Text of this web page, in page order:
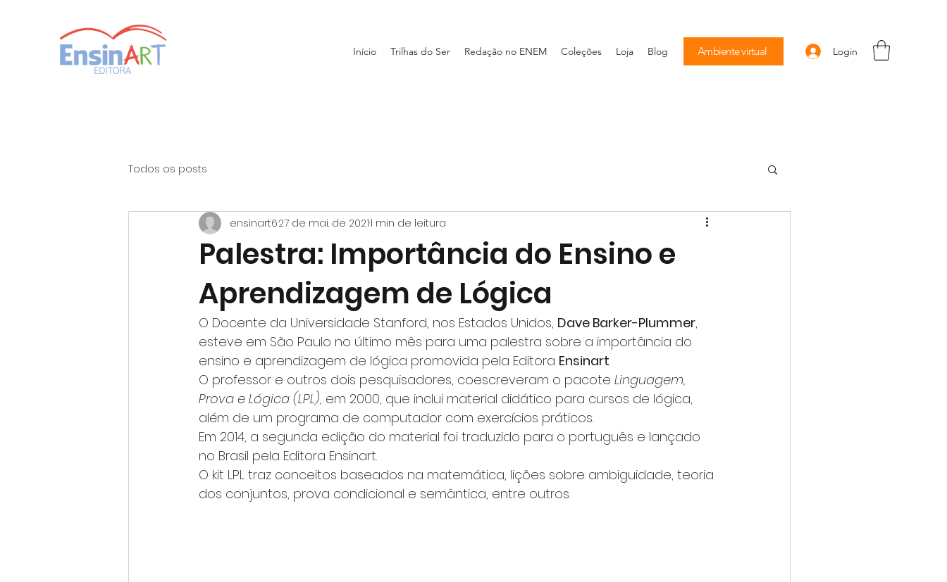
Início Trilhas do Ser Redação no ENEM Coleções Loja Blog Ambiente virtual Login
Todos os posts
Palestra: Importância do Ensino e
Aprendizagem de Lógica
ensinart627 de mai. de 20211 min de leitura
O Docente da Universidade Stanford, nos Estados Unidos, Dave Barker-Plummer,
esteve em São Paulo no último mês para uma palestra sobre a importância do
ensino e aprendizagem de lógica promovida pela Editora Ensinart.
O professor e outros dois pesquisadores, coescreveram o pacote Linguagem,
Prova e Lógica (LPL), em 2000, que inclui material didático para cursos de lógica,
além de um programa de computador com exercícios práticos.
Em 2014, a segunda edição do material foi traduzido para o português e lançado
no Brasil pela Editora Ensinart.
O kit LPL traz conceitos baseados na matemática, lições sobre ambiguidade, teoria
dos conjuntos, prova condicional e semântica, entre outros.